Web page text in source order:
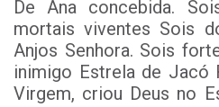
De Ana concebida.
mortais viventes Sois
Anjos Senhora. Sois
inimigo Estrela de Jacó
Virgem, criou Deus no